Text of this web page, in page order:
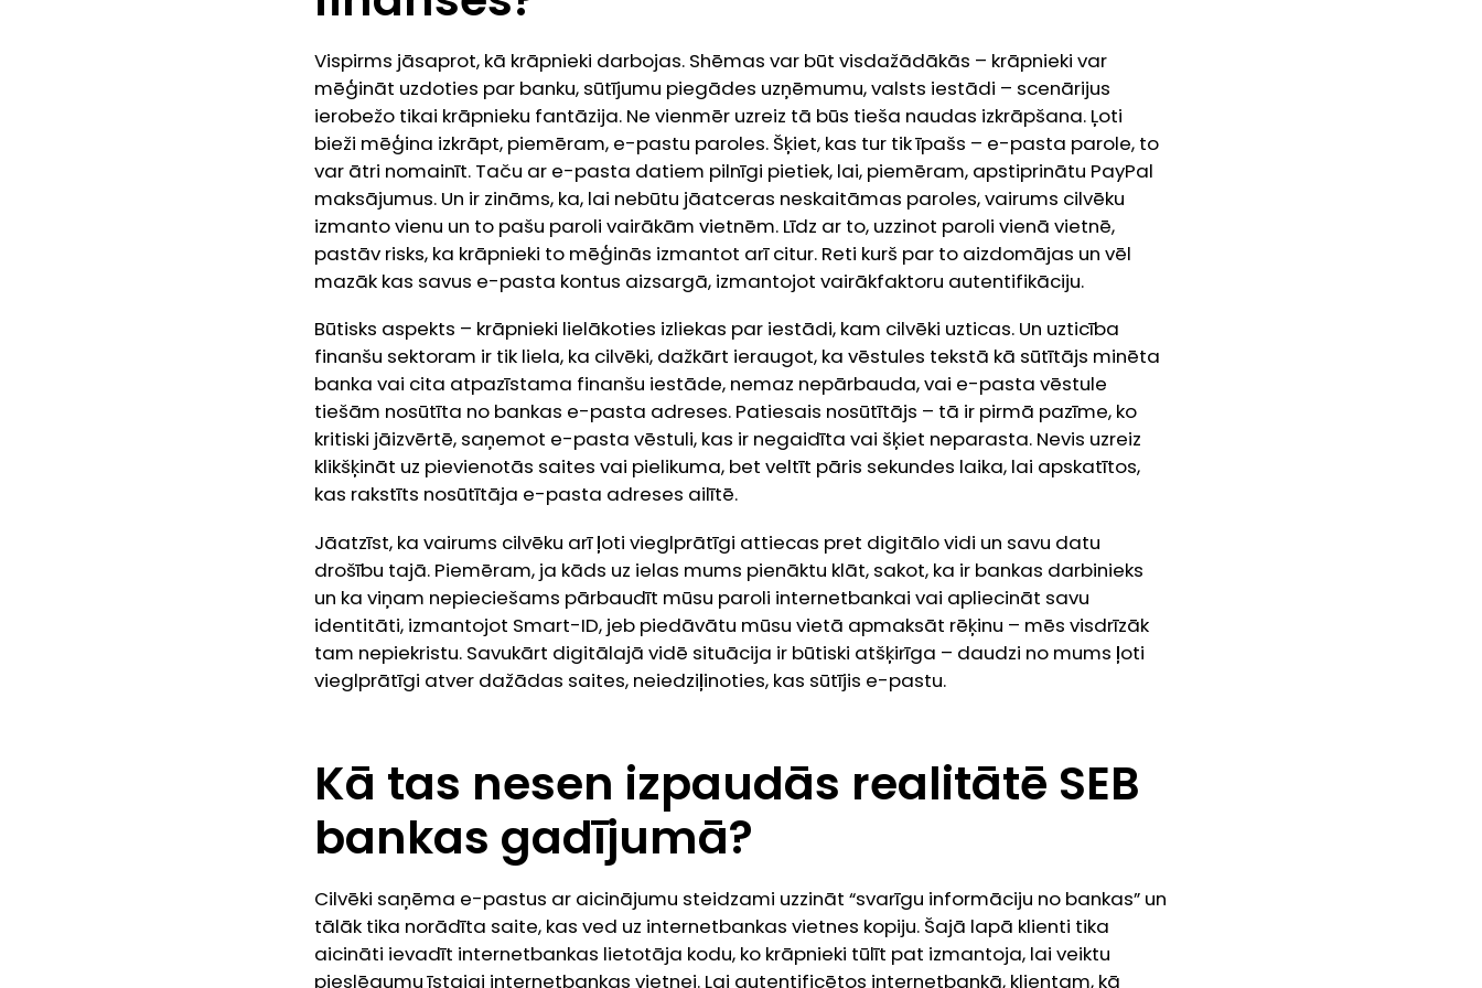
Vispirms jāsaprot, kā krāpnieki darbojas. Shēmas var būt visdažādākās – krāpnieki var
mēģināt uzdoties par banku, sūtījumu piegādes uzņēmumu, valsts iestādi – scenārijus
ierobežo tikai krāpnieku fantāzija. Ne vienmēr uzreiz tā būs tieša naudas izkrāpšana. Ļoti
bieži mēģina izkrāpt, piemēram, e-pastu paroles. Šķiet, kas tur tik īpašs – e-pasta parole, to
var ātri nomainīt. Taču ar e-pasta datiem pilnīgi pietiek, lai, piemēram, apstiprinātu PayPal
maksājumus. Un ir zināms, ka, lai nebūtu jāatceras neskaitāmas paroles, vairums cilvēku
izmanto vienu un to pašu paroli vairākām vietnēm. Līdz ar to, uzzinot paroli vienā vietnē,
pastāv risks, ka krāpnieki to mēģinās izmantot arī citur. Reti kurš par to aizdomājas un vēl
mazāk kas savus e-pasta kontus aizsargā, izmantojot vairākfaktoru autentifikāciju.
Būtisks aspekts – krāpnieki lielākoties izliekas par iestādi, kam cilvēki uzticas. Un uzticība
finanšu sektoram ir tik liela, ka cilvēki, dažkārt ieraugot, ka vēstules tekstā kā sūtītājs minēta
banka vai cita atpazīstama finanšu iestāde, nemaz nepārbauda, vai e-pasta vēstule
tiešām nosūtīta no bankas e-pasta adreses. Patiesais nosūtītājs – tā ir pirmā pazīme, ko
kritiski jāizvērtē, saņemot e-pasta vēstuli, kas ir negaidīta vai šķiet neparasta. Nevis uzreiz
klikšķināt uz pievienotās saites vai pielikuma, bet veltīt pāris sekundes laika, lai apskatītos,
kas rakstīts nosūtītāja e-pasta adreses ailītē.
Jāatzīst, ka vairums cilvēku arī ļoti vieglprātīgi attiecas pret digitālo vidi un savu datu
drošību tajā. Piemēram, ja kāds uz ielas mums pienāktu klāt, sakot, ka ir bankas darbinieks
un ka viņam nepieciešams pārbaudīt mūsu paroli internetbankai vai apliecināt savu
identitāti, izmantojot Smart-ID, jeb piedāvātu mūsu vietā apmaksāt rēķinu – mēs visdrīzāk
tam nepiekristu. Savukārt digitālajā vidē situācija ir būtiski atšķirīga – daudzi no mums ļoti
vieglprātīgi atver dažādas saites, neiedziļinoties, kas sūtījis e-pastu.
Kā tas nesen izpaudās realitātē SEB
bankas gadījumā?
Cilvēki saņēma e-pastus ar aicinājumu steidzami uzzināt “svarīgu informāciju no bankas” un
tālāk tika norādīta saite, kas ved uz internetbankas vietnes kopiju. Šajā lapā klienti tika
aicināti ievadīt internetbankas lietotāja kodu, ko krāpnieki tūlīt pat izmantoja, lai veiktu
pieslēgumu īstajai internetbankas vietnei. Lai autentificētos internetbankā, klientam, kā